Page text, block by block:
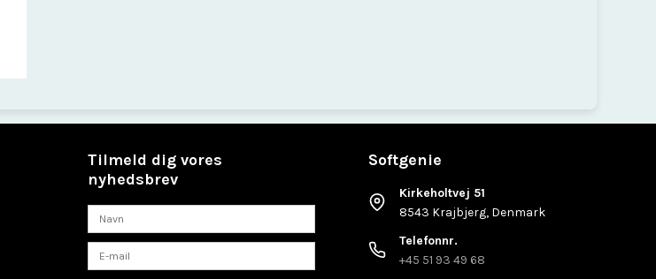
Tilmeld dig vores
nyhedsbrev
Softgenie
Kirkeholtvej 51
8543 Krajbjerg, Denmark
Telefonnr.
+45 51 93 49 68